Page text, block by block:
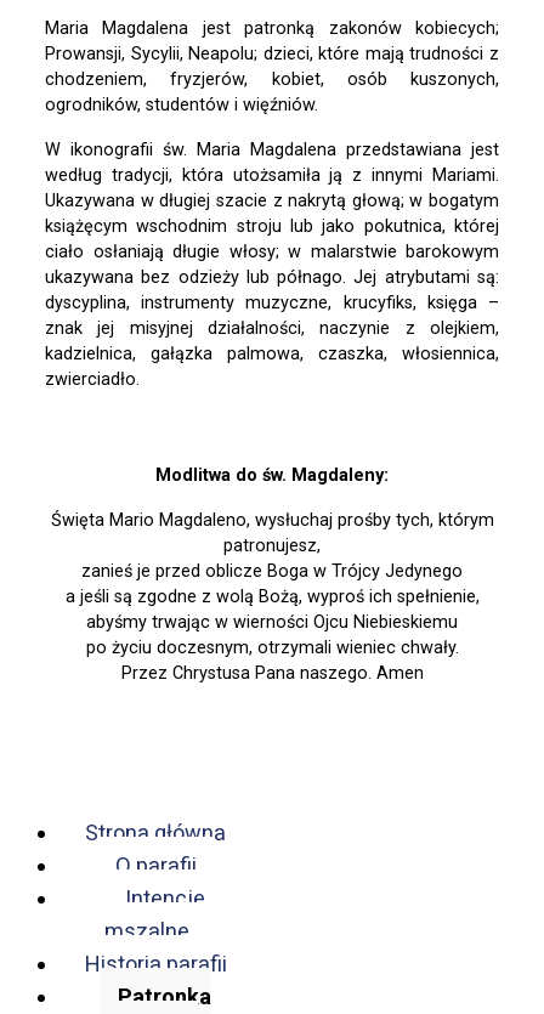
Strona główna
O parafii
Intencje
mszalne
Historia parafii
Patronka
Maria Magdalena jest patronką zakonów kobiecych;
Prowansji, Sycylii, Neapolu; dzieci, które mają trudności z
chodzeniem, fryzjerów, kobiet, osób kuszonych,
ogrodników, studentów i więźniów.
W ikonografii św. Maria Magdalena przedstawiana jest
według tradycji, która utożsamiła ją z innymi Mariami.
Ukazywana w długiej szacie z nakrytą głową; w bogatym
książęcym wschodnim stroju lub jako pokutnica, której
ciało osłaniają długie włosy; w malarstwie barokowym
ukazywana bez odzieży lub półnago. Jej atrybutami są:
dyscyplina, instrumenty muzyczne, krucyfiks, księga –
znak jej misyjnej działalności, naczynie z olejkiem,
kadzielnica, gałązka palmowa, czaszka, włosiennica,
zwierciadło.
Modlitwa do św. Magdaleny:
Święta Mario Magdaleno, wysłuchaj prośby tych, którym
patronujesz,
zanieś je przed oblicze Boga w Trójcy Jedynego
a jeśli są zgodne z wolą Bożą, wyproś ich spełnienie,
abyśmy trwając w wierności Ojcu Niebieskiemu
po życiu doczesnym, otrzymali wieniec chwały.
Przez Chrystusa Pana naszego. Amen